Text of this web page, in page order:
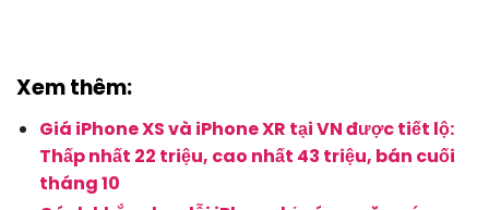
Xem thêm:
Giá iPhone XS và iPhone XR tại VN được tiết lộ:
Thấp nhất 22 triệu, cao nhất 43 triệu, bán cuối
tháng 10